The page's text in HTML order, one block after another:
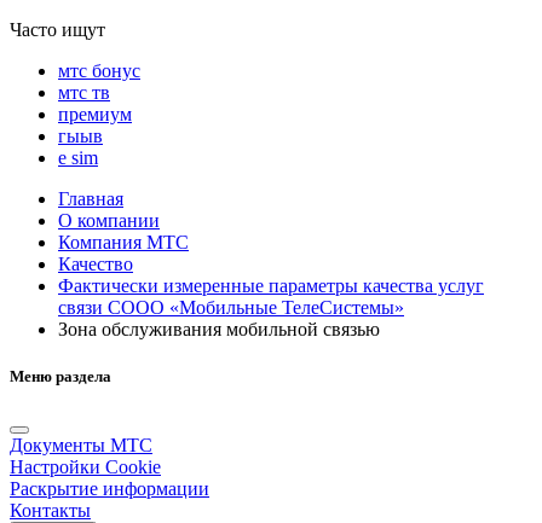
Часто ищут
мтс бонус
мтс тв
премиум
гыыв
e sim
Главная
О компании
Компания МТС
Качество
Фактически измеренные параметры качества услуг
связи СООО «Мобильные ТелеСистемы»
Зона обслуживания мобильной связью
Меню раздела
Документы МТС
Настройки Cookie
Раскрытие информации
Контакты